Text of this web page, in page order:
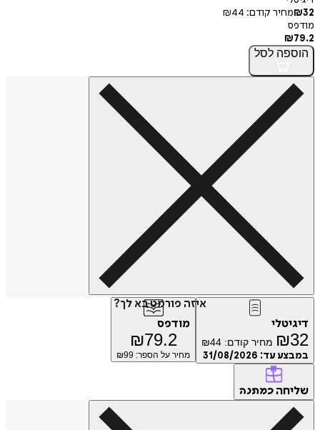
קודם:
₪44
לסל
איזה פורמט בא לך?
₪ מחיר קודם: ₪44
עד:31/08/2026
מודפס
₪79.2
מחיר על הספר: ₪99
כמתנה